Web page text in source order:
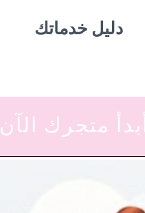
دليل خدماتك